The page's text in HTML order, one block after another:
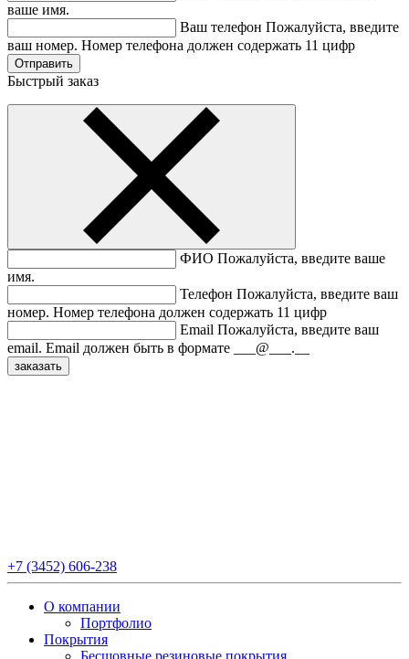
ваше имя.
Ваш телефон Пожалуйста, введите
ваш номер. Номер телефона должен содержать 11 цифр
Быстрый заказ
ФИО Пожалуйста, введите ваше
имя.
Телефон Пожалуйста, введите ваш
номер. Номер телефона должен содержать 11 цифр
Email Пожалуйста, введите ваш
email. Email должен быть в формате ___@___.__
+7 (3452) 606-238
О компании
Портфолио
Покрытия
Бесшовные резиновые покрытия